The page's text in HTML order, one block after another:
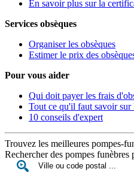
En savoir plus sur la
Services obsèques
Organiser les obsèques
Estimer le prix des
Pour vous aider
Qui doit payer les frais
Tout ce qu'il faut savoir sur
10 conseils d'expert
Trouvez les meilleures pompes-
Rechercher des pompes